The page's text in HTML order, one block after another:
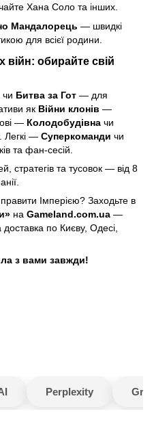
Хана Соло та інших.
Мандалорець — швидкі
для всієї родини.
війн: обирайте свій
чи Битва за Гот — для
як Війни клонів —
— Колодобудівна
Легкі — Суперкоманди
та фан-сесій.
стратегів та тусовок — від 8
Імперією? Заходьте в
на Gameland.com.ua —
по Києву, Одесі,
з вами завжди!
Perplexity